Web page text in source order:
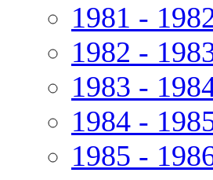
1981 -
1982 -
1983 -
1984 -
1985 -